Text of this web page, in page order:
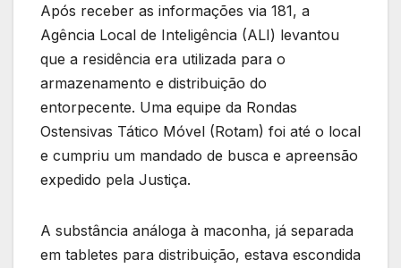
Após receber as informações via 181, a
Agência Local de Inteligência (ALI) levantou
que a residência era utilizada para o
armazenamento e distribuição do
entorpecente. Uma equipe da Rondas
Ostensivas Tático Móvel (Rotam) foi até o local
e cumpriu um mandado de busca e apreensão
expedido pela Justiça.
A substância análoga à maconha, já separada
em tabletes para distribuição, estava escondida